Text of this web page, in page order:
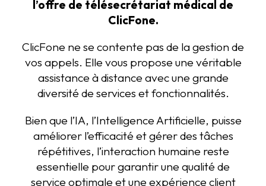
l’offre de télésecrétariat médical de
ClicFone.
ClicFone ne se contente pas de la gestion de
vos appels. Elle vous propose une véritable
assistance à distance avec une grande
diversité de services et fonctionnalités.
Bien que l’IA, l’Intelligence Artificielle, puisse
améliorer l’efficacité et gérer des tâches
répétitives, l’interaction humaine reste
essentielle pour garantir une qualité de
service optimale et une expérience client